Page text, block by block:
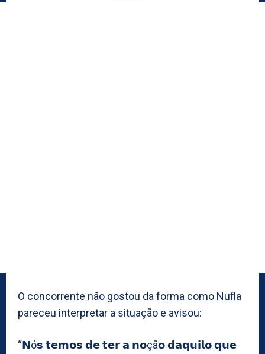
O concorrente não gostou da forma como Nufla
pareceu interpretar a situação e avisou:
“𝗡ó𝘀 𝘁𝗲𝗺𝗼𝘀 𝗱𝗲 𝘁𝗲𝗿 𝗮 𝗻𝗼çã𝗼 𝗱𝗮𝗾𝘂𝗶𝗹𝗼 𝗾𝘂𝗲